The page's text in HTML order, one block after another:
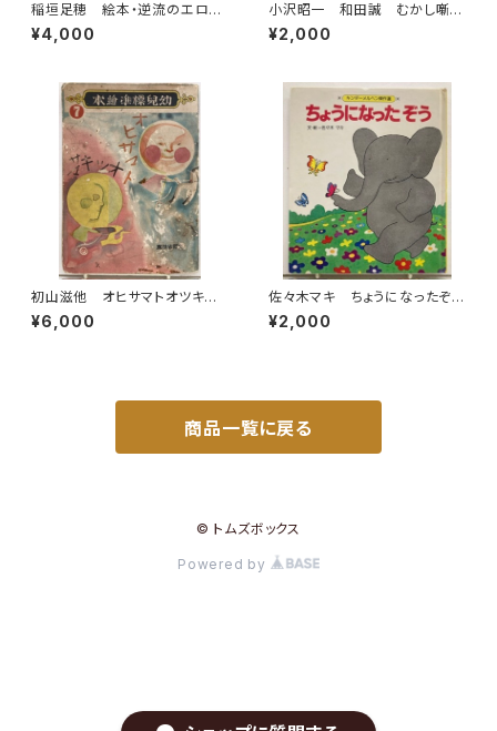
稲垣足穂 絵本・逆流のエロ
ス 1970年 函 現代ブック
社
¥4,000
小沢昭一 和田誠 むかし噺う
きよ噺 1998年 新潮社刊
¥2,000
初山滋他 オヒサマトオツキサ
マ 幼児標準繪本７ 昭和15年
初版の16年47刷（1941） 編輯
¥6,000
佐々木マキ ちょうになったぞ
う キンダーメルヘン傑作選11
1981年（昭56） フレーベル
¥2,000
商品一覧に戻る
© トムズボックス
Powered by